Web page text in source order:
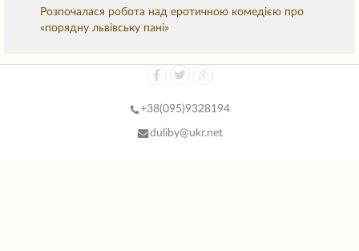
Розпочалася робота над еротичною комедією про
«порядну львівську пані»
+38(095)9328194
duliby@ukr.net